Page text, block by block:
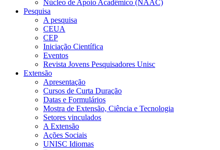
Núcleo de Apoio Acadêmico (NAAC)
Pesquisa
A pesquisa
CEUA
CEP
Iniciação Científica
Eventos
Revista Jovens Pesquisadores Unisc
Extensão
Apresentação
Cursos de Curta Duração
Datas e Formulários
Mostra de Extensão, Ciência e Tecnologia
Setores vinculados
A Extensão
Ações Sociais
UNISC Idiomas